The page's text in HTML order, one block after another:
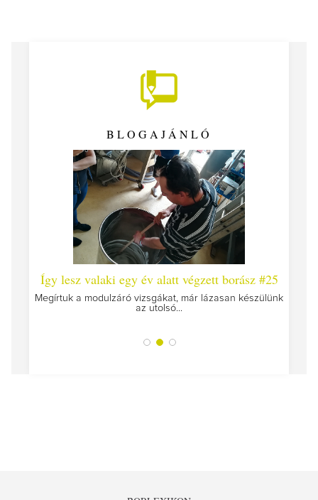
BLOGAJÁNLÓ
Így lesz valaki egy év alatt végzett borász #25
Megírtuk a modulzáró vizsgákat, már lázasan készülünk
az utolsó...